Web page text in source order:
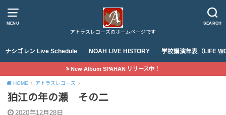
MENU SEARCH
アトラスレコーズのホームページです
ナシゴレン Live Schedule NOAH LIVE HISTORY 学校講演年表（LIFE
New Album SPAHAN リリース中！
HOME アトラスレコーズ
狛江の年の瀬 その二
2020年12月28日